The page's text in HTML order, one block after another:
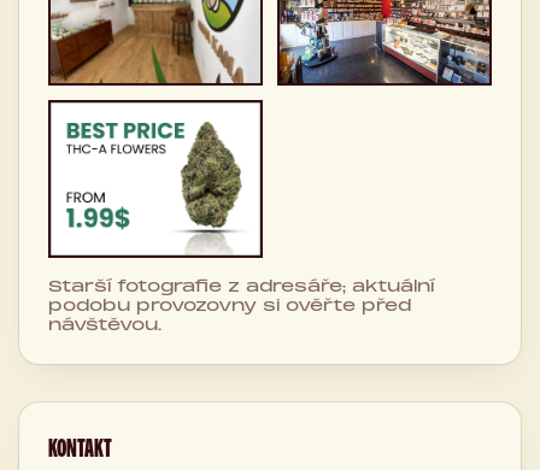
Starší fotografie z adresáře; aktuální
podobu provozovny si ověřte před
návštěvou.
KONTAKT